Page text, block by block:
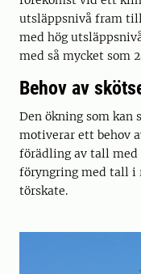
utsläppsnivå fram
med hög
med så mycket som
Behov av
Den ökning som kan
motiverar ett behov
förädling av tall med
föryngring med tall i
törskate.